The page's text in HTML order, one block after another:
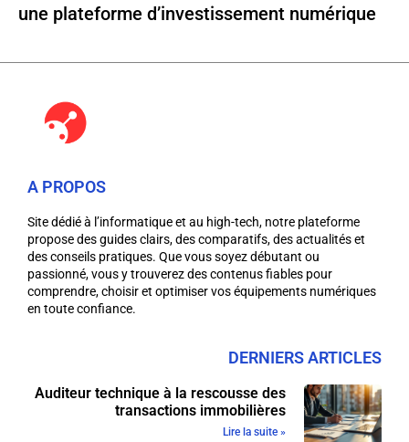
une plateforme d’investissement numérique
A PROPOS
Site dédié à l’informatique et au high-tech, notre plateforme
propose des guides clairs, des comparatifs, des actualités et
des conseils pratiques. Que vous soyez débutant ou
passionné, vous y trouverez des contenus fiables pour
comprendre, choisir et optimiser vos équipements numériques
en toute confiance.
DERNIERS ARTICLES
Auditeur technique à la rescousse des
transactions immobilières
Lire la suite »